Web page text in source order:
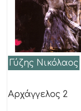
Γύζης Νικόλαος
Αρχάγγελος 2